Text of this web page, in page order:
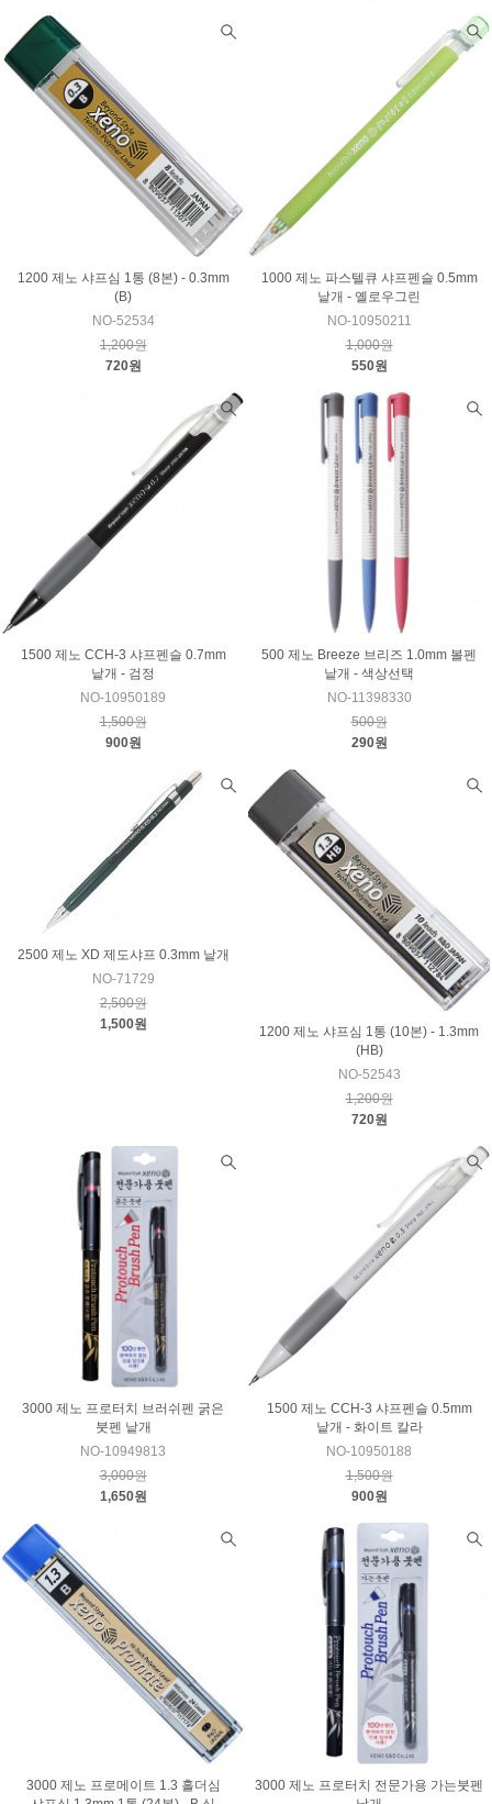
1200 제노 샤프심 1통 (8본) - 0.3mm
(B)
NO-52534
1,200원
720원
1000 제노 파스텔큐 샤프펜슬 0.5mm
낱개 - 옐로우그린
NO-10950211
1,000원
550원
1500 제노 CCH-3 샤프펜슬 0.7mm
낱개 - 검정
NO-10950189
1,500원
900원
500 제노 Breeze 브리즈 1.0mm 볼펜
낱개 - 색상선택
NO-11398330
500원
290원
2500 제노 XD 제도샤프 0.3mm 낱개
NO-71729
2,500원
1,500원
1200 제노 샤프심 1통 (10본) - 1.3mm
(HB)
NO-52543
1,200원
720원
3000 제노 프로터치 브러쉬펜 굵은
붓펜 낱개
NO-10949813
3,000원
1,650원
1500 제노 CCH-3 샤프펜슬 0.5mm
낱개 - 화이트 칼라
NO-10950188
1,500원
900원
3000 제노 프로메이트 1.3 홀더심
3000 제노 프로터치 전문가용 가는붓펜